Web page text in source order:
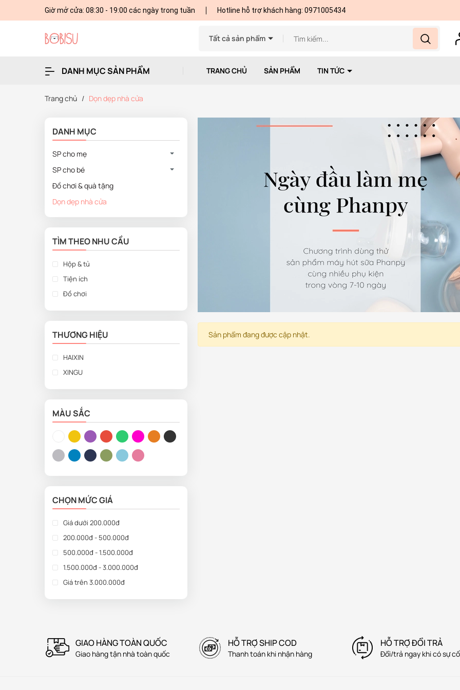
Giờ mở cửa: 08:30 - 19:00 các ngày trong tuần Hotline hỗ trợ khách hàng: 0971005434
Tất cả sản phẩm
DANH MỤC SẢN PHẨM TRANG CHỦ SẢN PHẨM TIN TỨC
Trang chủ / Dọn dẹp nhà cửa
DANH MỤC
SP cho mẹ
SP cho bé
Đồ chơi & quà tặng
Dọn dẹp nhà cửa
TÌM THEO NHU CẦU
Hộp & tủ
Tiện ích
Đồ chơi
THƯƠNG HIỆU
HAIXIN
XINGU
MÀU SẮC
CHỌN MỨC GIÁ
Giá dưới 200.000đ
200.000đ - 500.000đ
500.000đ - 1.500.000đ
1.500.000đ - 3.000.000đ
Giá trên 3.000.000đ
Sản phẩm đang được cập nhật.
GIAO HÀNG TOÀN QUỐC
Giao hàng tận nhà toàn quốc
HỖ TRỢ SHIP COD
Thanh toán khi nhận hàng
HỖ TRỢ ĐỔI TRẢ
Đổi/trả ngay khi có sự cố